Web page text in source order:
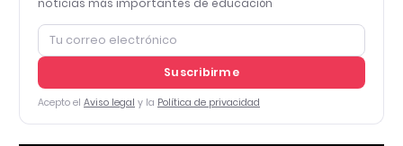
noticias más importantes de educación
Suscribirme
Acepto el Aviso legal y la Política de privacidad